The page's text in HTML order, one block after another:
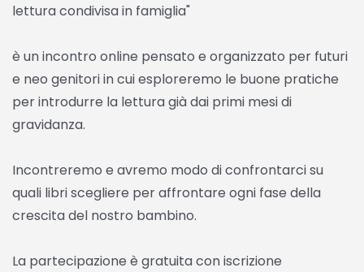
lettura condivisa in famiglia"
è un incontro online pensato e organizzato per futuri
e neo genitori in cui esploreremo le buone pratiche
per introdurre la lettura già dai primi mesi di
gravidanza.
Incontreremo e avremo modo di confrontarci su
quali libri scegliere per affrontare ogni fase della
crescita del nostro bambino.
La partecipazione è gratuita con iscrizione